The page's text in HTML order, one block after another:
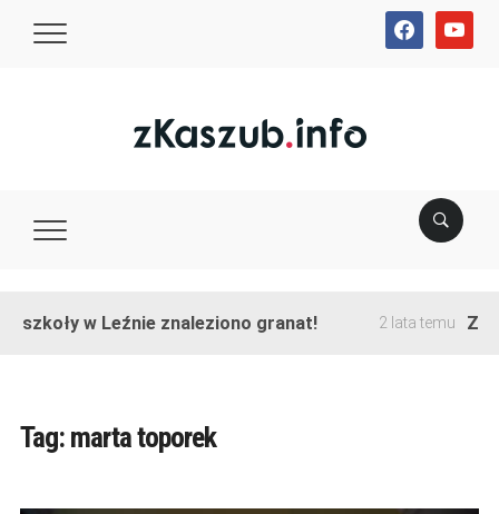
facebookyoutube
szkoły w Leźnie znaleziono granat! 2 lata temu
Tag: marta toporek